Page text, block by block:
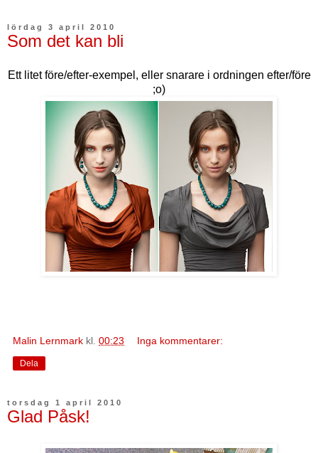
lördag 3 april 2010
Som det kan bli
Ett litet före/efter-exempel, eller snarare i ordningen efter/före
;o)
Malin Lernmark kl. 00:23 Inga kommentarer:
Dela
torsdag 1 april 2010
Glad Påsk!